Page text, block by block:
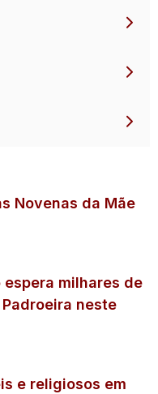
Novenas da Mãe
espera milhares de
neste
e religiosos em